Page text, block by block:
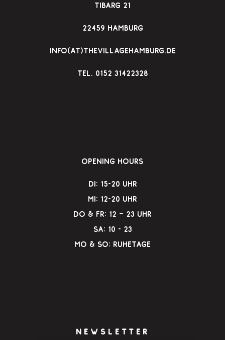
Tibarg 21
22459 Hamburg
info(at)thevillagehamburg.de
TEl. 0152 31422328
Opening Hours
Di: 15-20 Uhr
Mi: 12-20 Uhr
Do & Fr: 12 – 23 Uhr
Sa: 10 - 23
Mo & So: Ruhetage
NEWSLETTER